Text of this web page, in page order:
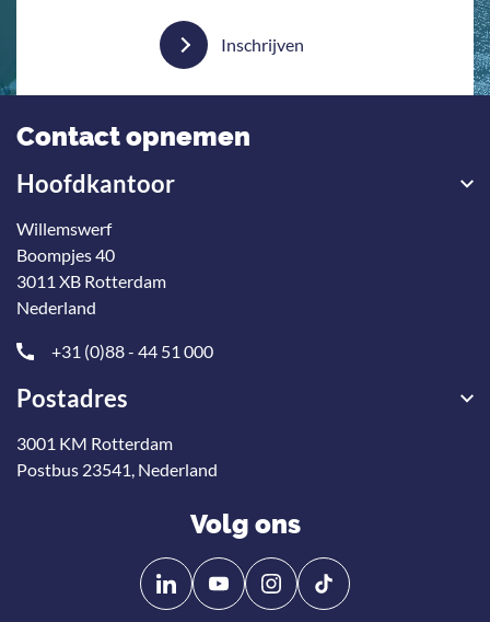
Inschrijven
Contact opnemen
Hoofdkantoor
Willemswerf
Boompjes 40
3011 XB Rotterdam
Nederland
+31 (0)88 - 44 51 000
Postadres
3001 KM Rotterdam
Postbus 23541, Nederland
Volg ons
Volg
ons
Volg
ons